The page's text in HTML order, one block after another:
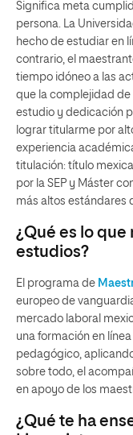
Significa meta
persona. La
hecho de estudiar en
contrario, el
tiempo idóneo a las
que la complejidad de
estudio y dedicación
lograr titularme por
experiencia
titulación: título
por la SEP y Máster
más altos estándares
¿Qué es lo que
estudios?
El programa de
europeo de
mercado laboral
una formación en
pedagógico,
sobre todo, el
en apoyo de los
¿Qué te ha